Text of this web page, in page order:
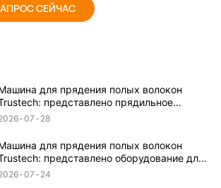
СЕЙЧАС
для прядения полых волокон
представлено прядильное
TIPS (17)
07 28
для прядения полых волокон
представлено оборудование для
TIPS (16)
07 24